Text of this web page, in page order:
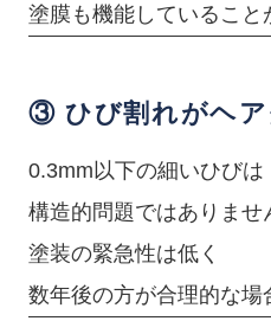
塗膜も機能していること
③ ひび割れがヘア
0.3mm以下の細いひびは
構造的問題ではありませ
塗装の緊急性は低く
数年後の方が合理的な場